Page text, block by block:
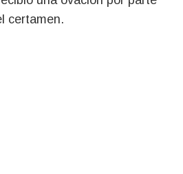
certamen.